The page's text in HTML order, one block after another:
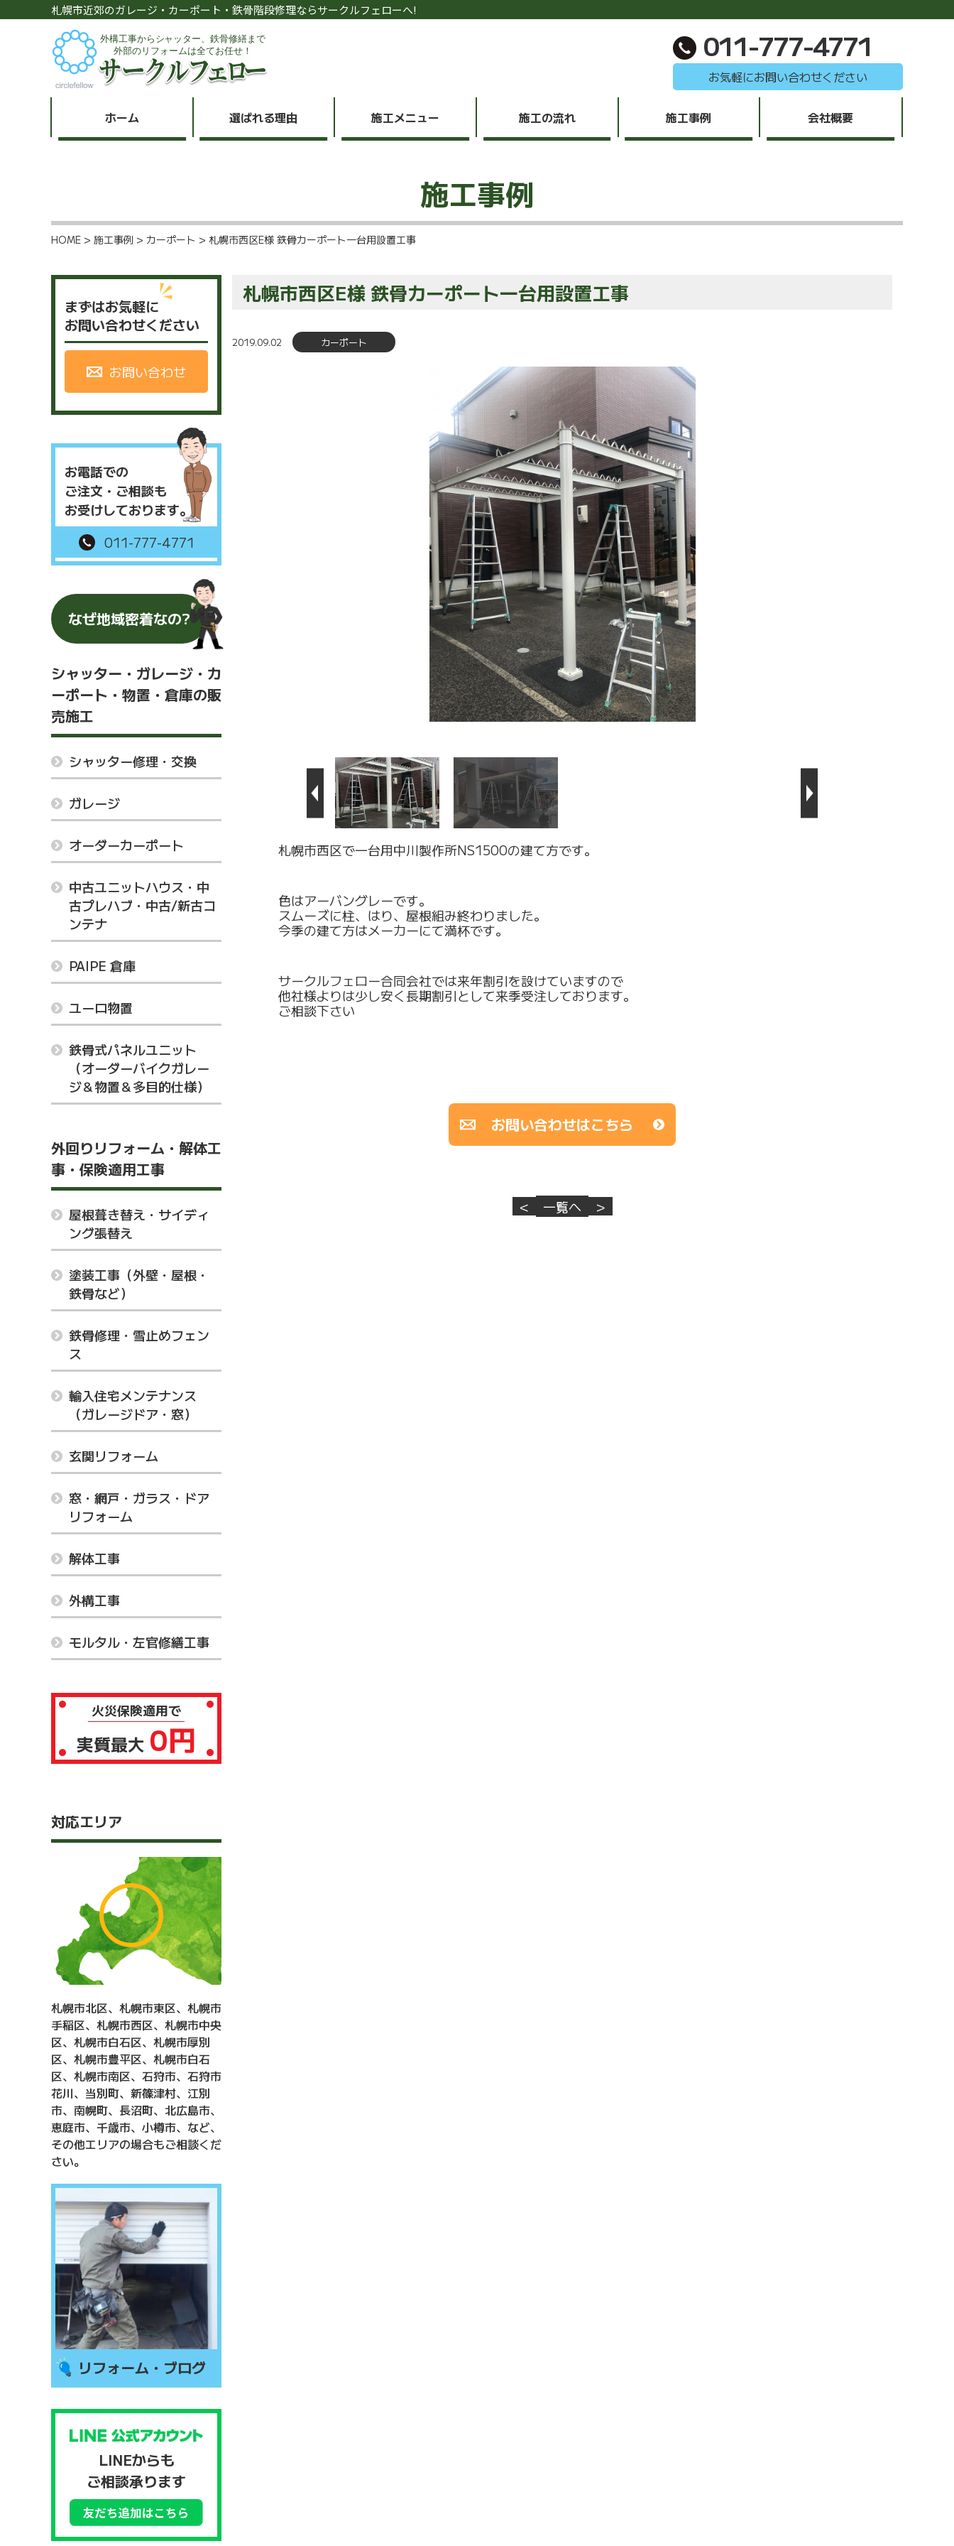
札幌市近郊のガレージ・カーポート・鉄骨階段修理ならサークルフェローへ!
011-777-4771
お気軽にお問い合わせください
ホーム 選ばれる理由 施工メニュー 施工の流れ 施工事例 会社概要
施工事例
HOME > 施工事例 > カーポート > 札幌市西区E様 鉄骨カーポート一台用設置工事
まずはお気軽に
お問い合わせください
お問い合わせ
お電話での
ご注文・ご相談も
お受けしております。
011-777-4771
なぜ地域密着なの?
シャッター・ガレージ・カ
ーポート・物置・倉庫の販
売施工
シャッター修理・交換
ガレージ
オーダーカーポート
中古ユニットハウス・中
古プレハブ・中古/新古コ
ンテナ
PAIPE 倉庫
ユーロ物置
鉄骨式パネルユニット
（オーダーバイクガレー
ジ＆物置＆多目的仕様）
外回りリフォーム・解体工
事・保険適用工事
屋根葺き替え・サイディ
ング張替え
塗装工事（外壁・屋根・
鉄骨など）
鉄骨修理・雪止めフェン
ス
輸入住宅メンテナンス
（ガレージドア・窓）
玄関リフォーム
窓・網戸・ガラス・ドア
リフォーム
解体工事
外構工事
モルタル・左官修繕工事
火災保険適用で
実質最大 0円
対応エリア
札幌市北区、札幌市東区、札幌市
手稲区、札幌市西区、札幌市中央
区、札幌市白石区、札幌市厚別
区、札幌市豊平区、札幌市白石
区、札幌市南区、石狩市、石狩市
花川、当別町、新篠津村、江別
市、南幌町、長沼町、北広島市、
恵庭市、千歳市、小樽市、など、
その他エリアの場合もご相談くだ
さい。
リフォーム・ブログ
LINEからも
ご相談承ります
札幌市西区E様 鉄骨カーポート一台用設置工事
2019.09.02 カーポート
札幌市西区で一台用中川製作所NS1500の建て方です。
色はアーバングレーです。
スムーズに柱、はり、屋根組み終わりました。
今季の建て方はメーカーにて満杯です。
サークルフェロー合同会社では来年割引を設けていますので
他社様よりは少し安く長期割引として来季受注しております。
ご相談下さい
お問い合わせはこちら
< 一覧へ >